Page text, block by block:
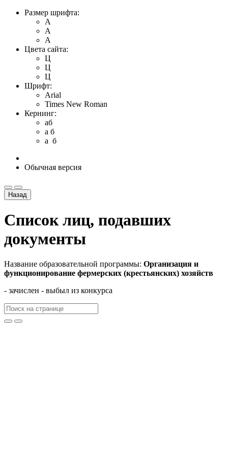
Размер шрифта:
A
A
A
Цвета сайта:
Ц
Ц
Ц
Шрифт:
Arial
Times New Roman
Кернинг:
aб
a б
a б
Обычная версия
Назад
Список лиц, подавших
документы
Название образовательной программы: Организация и
функционирование фермерских (крестьянских) хозяйств
- зачислен - выбыл из конкурса